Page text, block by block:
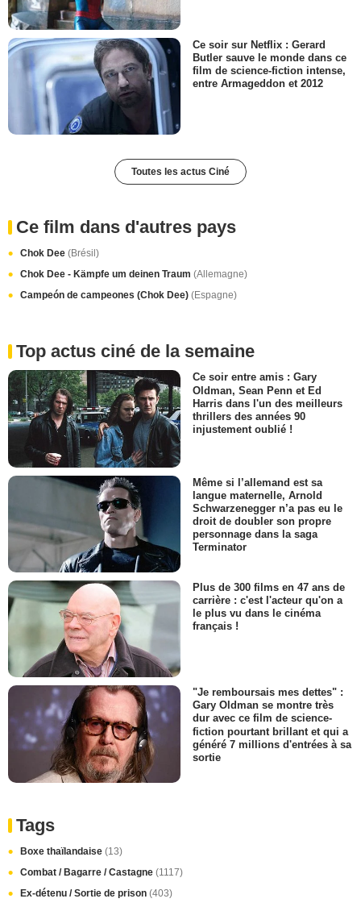
Ce soir sur Netflix : Gerard
Butler sauve le monde dans ce
film de science-fiction intense,
entre Armageddon et 2012
Toutes les actus Ciné
Ce film dans d'autres pays
Chok Dee (Brésil)
Chok Dee - Kämpfe um deinen Traum (Allemagne)
Campeón de campeones (Chok Dee) (Espagne)
Top actus ciné de la semaine
Ce soir entre amis : Gary
Oldman, Sean Penn et Ed
Harris dans l'un des meilleurs
thrillers des années 90
injustement oublié !
Même si l’allemand est sa
langue maternelle, Arnold
Schwarzenegger n’a pas eu le
droit de doubler son propre
personnage dans la saga
Terminator
Plus de 300 films en 47 ans de
carrière : c'est l'acteur qu'on a
le plus vu dans le cinéma
français !
"Je remboursais mes dettes" :
Gary Oldman se montre très
dur avec ce film de science-
fiction pourtant brillant et qui a
généré 7 millions d'entrées à sa
sortie
Tags
Boxe thaïlandaise (13)
Combat / Bagarre / Castagne (1117)
Ex-détenu / Sortie de prison (403)